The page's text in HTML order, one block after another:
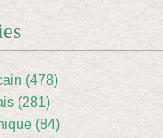
(478)
(281)
(84)